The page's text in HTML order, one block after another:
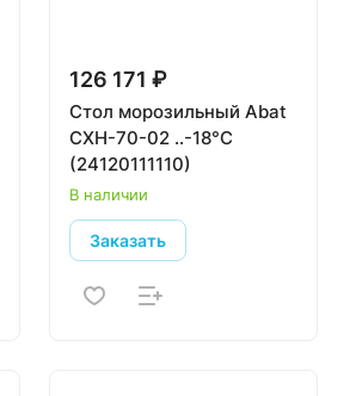
126 171 ₽
Стол морозильный Abat
СХН-70-02 ..-18°С
(24120111110)
В наличии
Заказать